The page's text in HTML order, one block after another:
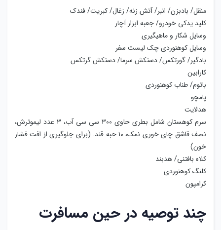
منقل/ بادبزن/ انبر/ آتش زنه/ زغال/ کبریت/ فندک
کلید یدکی خودرو/ جعبه ابزار آچار
وسایل شکار و ماهیگیری
وسایل کوهنوردی چک لیست سفر
بادگیر/ گورتکس/ دستکش سرما/ دستکش گرتکس
کارابین
باتوم/ طناب کوهنوردی
پامچو
هدلایت
سرم کوهستان شامل بطری حاوی ۳۰۰ سی سی آب، ۳ عدد لیموترش،
نصف قاشق چای خوری نمک، ۱۰ حبه قند. (برای جلوگیری از افت فشار
خون)
کلاه بافتنی/ هدبند
کلنگ کوهنوردی
کرامپون
چند توصیه در حین مسافرت